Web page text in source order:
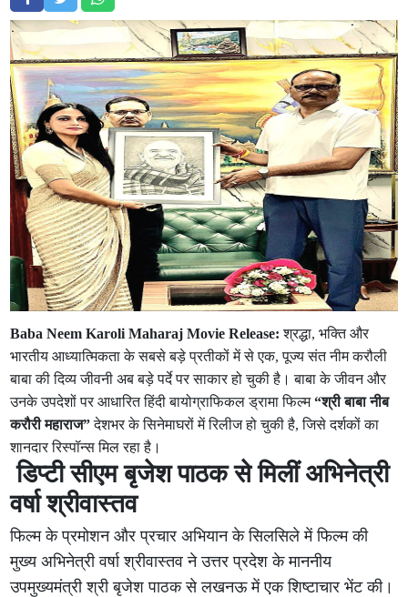
Baba Neem Karoli Maharaj Movie Release: श्रद्धा, भक्ति और
भारतीय आध्यात्मिकता के सबसे बड़े प्रतीकों में से एक, पूज्य संत नीम करौली
बाबा की दिव्य जीवनी अब बड़े पर्दे पर साकार हो चुकी है। बाबा के जीवन और
उनके उपदेशों पर आधारित हिंदी बायोग्राफिकल ड्रामा फिल्म“श्री बाबा नीब
करौरी महाराज”देशभर के सिनेमाघरों में रिलीज हो चुकी है, जिसे दर्शकों का
शानदार रिस्पॉन्स मिल रहा है।
डिप्टी सीएम बृजेश पाठक से मिलीं अभिनेत्री
वर्षा श्रीवास्तव
फिल्म के प्रमोशन और प्रचार अभियान के सिलसिले में फिल्म की
मुख्य अभिनेत्री वर्षा श्रीवास्तव ने उत्तर प्रदेश के माननीय
उपमुख्यमंत्री श्री बृजेश पाठक से लखनऊ में एक शिष्टाचार भेंट की।